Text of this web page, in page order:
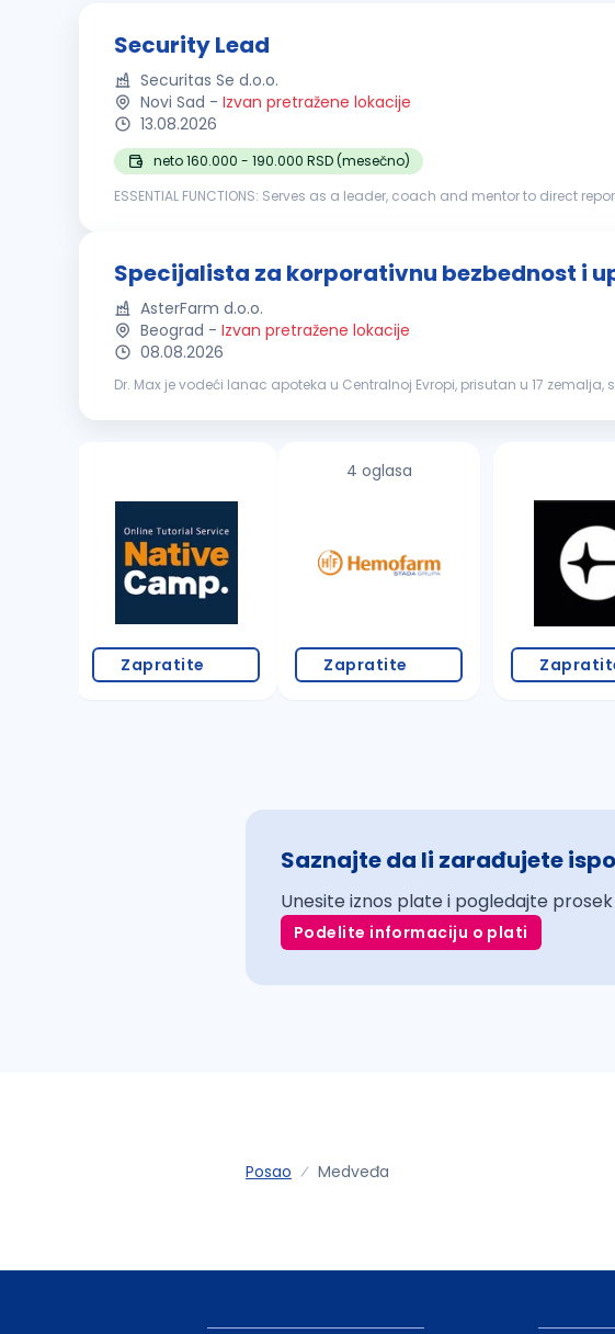
Security Lead
Securitas Se d.o.o.
Novi Sad - Izvan pretražene lokacije
13.08.2026
neto 160.000 - 190.000 RSD (mesečno)
ESSENTIAL FUNCTIONS: Serves as a leader, coach and mentor to direct reports. Meets regularly with employees. Evaluates performance of personnel. Documents
Specijalista za korporativnu bezbednost i
AsterFarm d.o.o.
Beograd - Izvan pretražene lokacije
08.08.2026
Dr. Max je vodeći lanac apoteka u Centralnoj Evropi, prisutan u 17
Zapratite
4 oglasa
Zapratite
Saznajte da li zarađujete
Unesite iznos plate i pogledajte
Podelite informaciju o plati
Posao Medveđa